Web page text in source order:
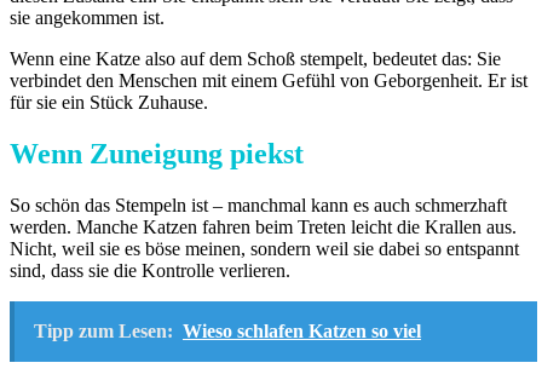
sie angekommen ist.
Wenn eine Katze also auf dem Schoß stempelt, bedeutet das: Sie
verbindet den Menschen mit einem Gefühl von Geborgenheit. Er ist
für sie ein Stück Zuhause.
Wenn Zuneigung piekst
So schön das Stempeln ist – manchmal kann es auch schmerzhaft
werden. Manche Katzen fahren beim Treten leicht die Krallen aus.
Nicht, weil sie es böse meinen, sondern weil sie dabei so entspannt
sind, dass sie die Kontrolle verlieren.
Tipp zum Lesen: Wieso schlafen Katzen so viel